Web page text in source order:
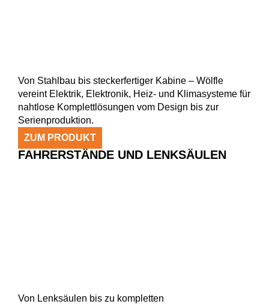
Von Stahlbau bis steckerfertiger Kabine – Wölfle
vereint Elektrik, Elektronik, Heiz- und Klimasysteme für
nahtlose Komplettlösungen vom Design bis zur
Serienproduktion.
ZUM PRODUKT
FAHRERSTÄNDE UND LENKSÄULEN
Von Lenksäulen bis zu kompletten